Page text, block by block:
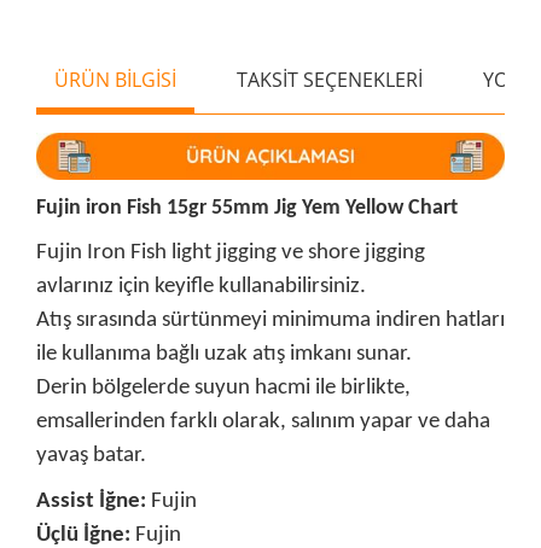
ÜRÜN BİLGİSİ TAKSİT SEÇENEKLERİ
Fujin iron Fish 15gr 55mm Jig Yem Yellow Chart
Fujin Iron Fish light jigging ve shore jigging
avlarınız için keyifle kullanabilirsiniz.
Atış sırasında sürtünmeyi minimuma indiren hatları
ile kullanıma bağlı uzak atış imkanı sunar.
Derin bölgelerde suyun hacmi ile birlikte,
emsallerinden farklı olarak, salınım yapar ve daha
yavaş batar.
Assist İğne: Fujin
Üçlü İğne: Fujin